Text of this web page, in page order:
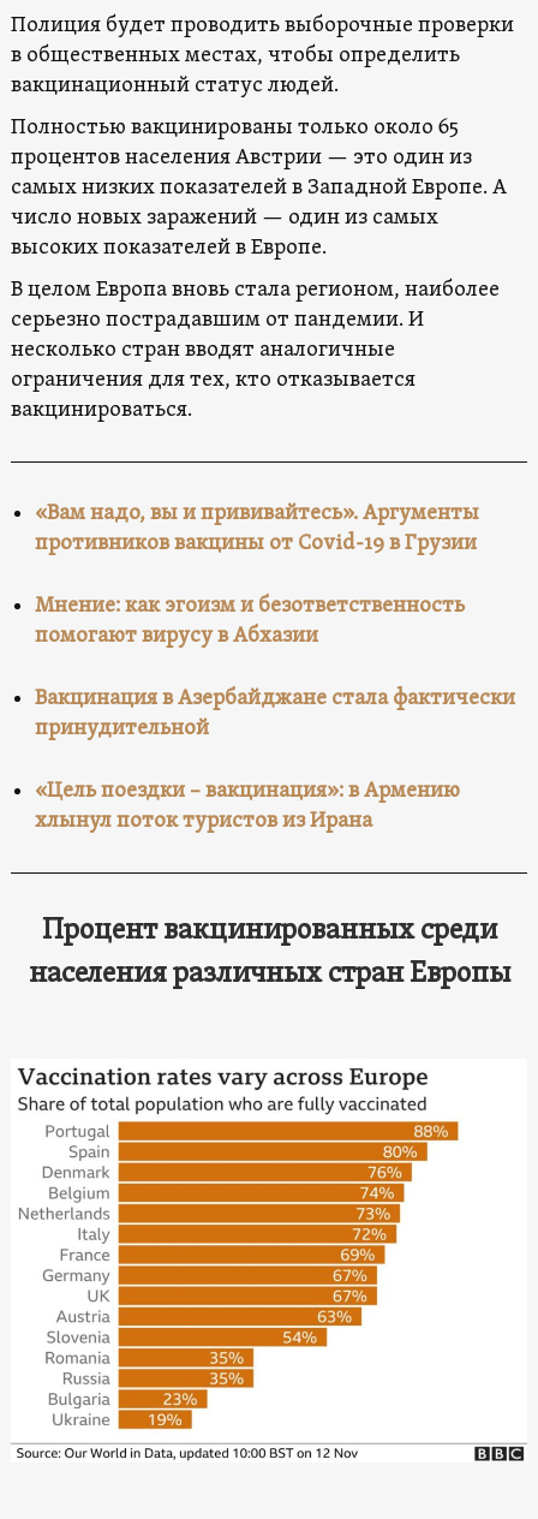
Полиция будет проводить выборочные проверки
в общественных местах, чтобы определить
вакцинационный статус людей.
Полностью вакцинированы только около 65
процентов населения Австрии — это один из
самых низких показателей в Западной Европе. А
число новых заражений — один из самых
высоких показателей в Европе.
В целом Европа вновь стала регионом, наиболее
серьезно пострадавшим от пандемии. И
несколько стран вводят аналогичные
ограничения для тех, кто отказывается
вакцинироваться.
«Вам надо, вы и прививайтесь». Аргументы
противников вакцины от Covid-19 в Грузии
Мнение: как эгоизм и безответственность
помогают вирусу в Абхазии
Вакцинация в Азербайджане стала фактически
принудительной
«Цель поездки – вакцинация»: в Армению
хлынул поток туристов из Ирана
Процент вакцинированных среди
населения различных стран Европы